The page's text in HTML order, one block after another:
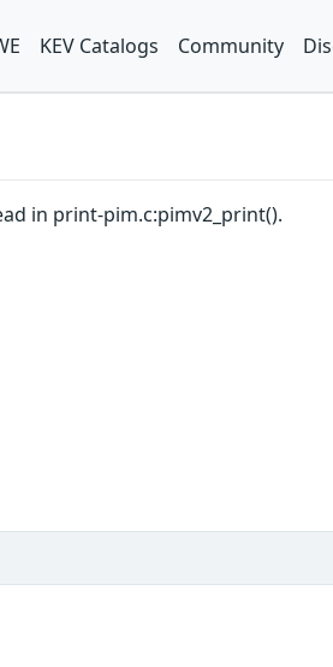
KEV Catalogs Community
in print-pim.c:pimv2_print().